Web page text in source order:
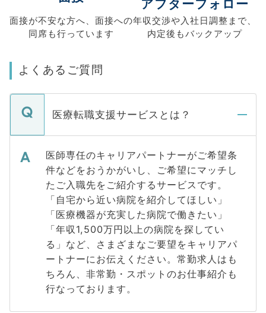
面接が不安な方へ、 面接への
同席も行っています
アフターフォロー
年収交渉や入社日調整まで、
内定後もバックアップ
よくあるご質問
医療転職支援サービスとは？
医師専任のキャリアパートナーがご希望条
件などをおうかがいし、ご希望にマッチし
たご入職先をご紹介するサービスです。
「自宅から近い病院を紹介してほしい」
「医療機器が充実した病院で働きたい」
「年収1,500万円以上の病院を探してい
る」など、さまざまなご要望をキャリアパ
ートナーにお伝えください。常勤求人はも
ちろん、非常勤・スポットのお仕事紹介も
行なっております。